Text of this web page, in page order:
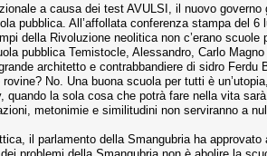
a causa dei test AVULSI, il nuovo
pubblica. All’affollata conferenza stampa del
della Rivoluzione neolitica non c’erano
pubblica Temistocle, Alessandro, Carlo
architetto e contrabbandiere di sidro
No. Una buona scuola per tutti è
la sola cosa che potrà fare nella vita
metonimie e similitudini non serviranno a
il parlamento della Smangubria ha